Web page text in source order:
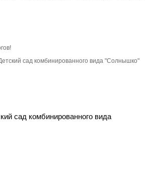
сад комбинированного вида "Солнышко"
сад комбинированного вида